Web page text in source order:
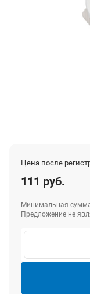
Цена после
111 руб.
Минимальная
Предложение не